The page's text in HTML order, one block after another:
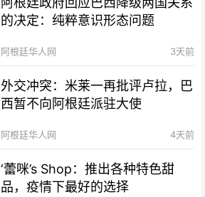
的决定：纯粹意识形态问题
阿根廷华人网 3天前
外交冲突：米莱一再批评卢拉，巴
西暂不向阿根廷派驻大使
阿根廷华人网 4天前
‘蕾咪’s Shop：推出各种特色甜
品，疫情下最好的选择